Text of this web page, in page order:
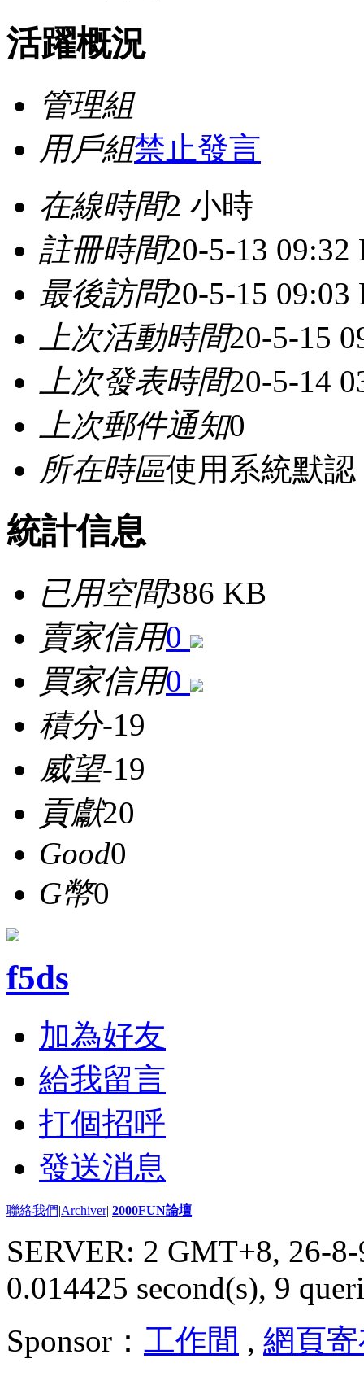
活躍概況
管理組
用戶組禁止發言
在線時間2 小時
註冊時間20-5-13 09:32
最後訪問20-5-15 09:03
上次活動時間20-5-15
上次發表時間20-5-14
上次郵件通知0
所在時區使用系統默認
統計信息
已用空間386 KB
賣家信用0
買家信用0
積分-19
威望-19
貢獻20
Good0
G幣0
f5ds
加為好友
給我留言
打個招呼
發送消息
聯絡我們|Archiver| 2000FUN論壇
SERVER: 2 GMT+8, 26-
0.014425 second(s), 9
Sponsor： 工作間 , 網頁